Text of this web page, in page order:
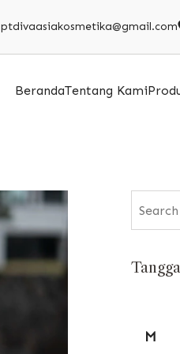
ptdivaasiakosmetika@gmail.com
BerandaTentang Kami
Search
for:
M